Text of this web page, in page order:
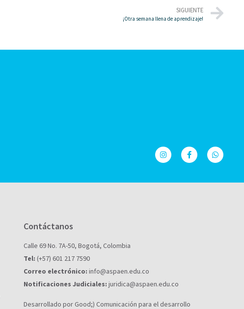
SIGUIENTE
¡Otra semana llena de aprendizaje!
Contáctanos
Calle 69 No. 7A-50, Bogotá, Colombia
Tel: (+57) 601 217 7590
Correo electrónico: info@aspaen.edu.co
Notificaciones Judiciales: juridica@aspaen.edu.co
Desarrollado por Good;) Comunicación para el desarrollo